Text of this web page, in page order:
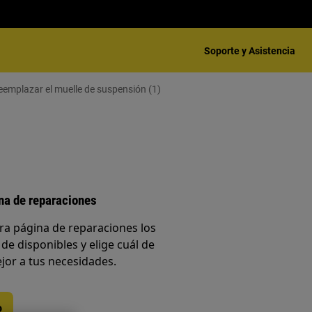
Soporte y Asistencia
el muelle de suspensión (1)
de reparaciones
página de reparaciones los
disponibles y elige cuál de
a tus necesidades.